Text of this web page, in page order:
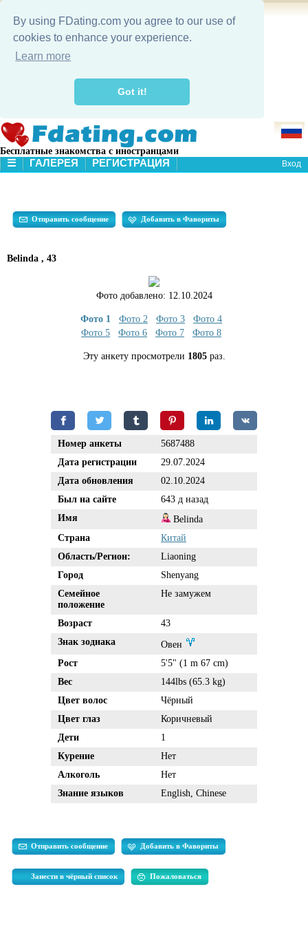
By using FDating.com you agree to our use of
cookies to enhance your experience.
Learn more
Got it!
Бесплатные знакомства с иностранцами
☰
ПОИСК
ГАЛЕРЕЯ РЕГИСТРАЦИЯ Вход
Отправить сообщение Добавить в Фавориты
Belinda , 43
Фото добавлено: 12.10.2024
Фото 1 Фото 2 Фото 3
Фото 4
Фото 5
Фото 6 Фото 7 Фото 8
Эту анкету просмотрели 1805раз.
Номер анкеты
5687488
Дата регистрации
29.07.2024
Дата обновления
02.10.2024
Был на сайте
643 д назад
Имя
Belinda
Страна
Китай
Область/Регион:
Liaoning
Город
Shenyang
Семейное
положение
Не замужем
Возраст
43
Знак зодиака
Овен
Рост
5'5" (1 m 67 cm)
Вес
144lbs (65.3 kg)
Цвет волос
Чёрный
Цвет глаз
Коричневый
Дети
1
Курение
Нет
Алкоголь
Нет
Знание языков
English, Chinese
Отправить сообщение Добавить в Фавориты
Занести в чёрный список Пожаловаться